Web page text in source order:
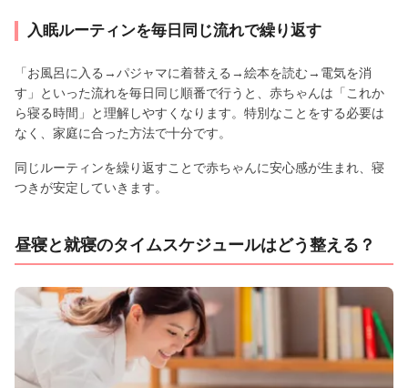
入眠ルーティンを毎日同じ流れで繰り返す
「お風呂に入る→パジャマに着替える→絵本を読む→電気を消
す」といった流れを毎日同じ順番で行うと、赤ちゃんは「これか
ら寝る時間」と理解しやすくなります。特別なことをする必要は
なく、家庭に合った方法で十分です。
同じルーティンを繰り返すことで赤ちゃんに安心感が生まれ、寝
つきが安定していきます。
昼寝と就寝のタイムスケジュールはどう整える？